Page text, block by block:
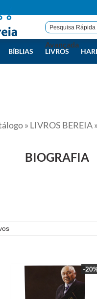
Avançada
BÍBLIAS LIVROS
» LIVROS BEREIA»
BIOGRAFIA
-